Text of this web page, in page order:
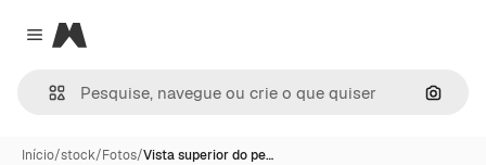
Close menu
Magnific
Início/stock/Fotos/Vista superior do pe…